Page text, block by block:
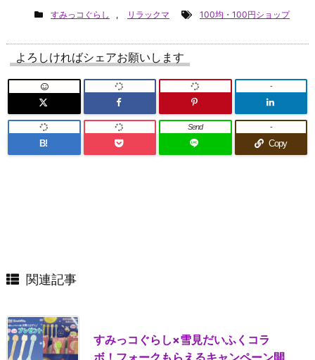
すみっコぐらし , リラックマ 100均・100円ショップ
よろしければシェアお願いします
-
B!
Send
Copy
-
関連記事
すみっコぐらし×雪見だいふくコラ